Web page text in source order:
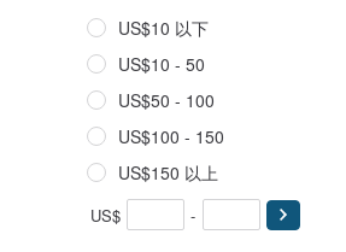
US$10 以下
US$10 - 50
US$50 - 100
US$100 - 150
US$150 以上
US$ -